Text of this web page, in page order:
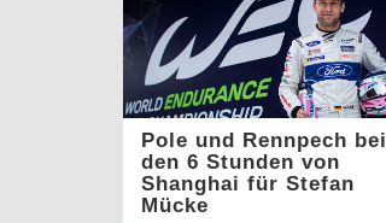
Pole und Rennpech bei
den 6 Stunden von
Shanghai für Stefan
Mücke